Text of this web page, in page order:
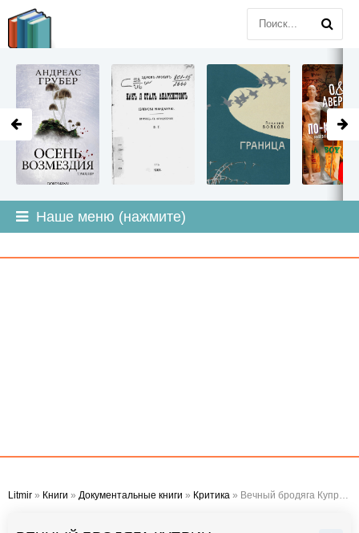
Наше меню (нажмите)
Litmir » Книги » Документальные книги » Критика » Вечный бродяга Куприн - Солнцева Наталья
LITMIR.ORG